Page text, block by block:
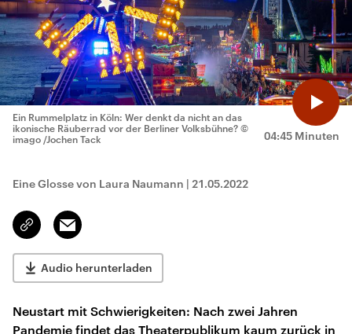
04:45 Minuten
Ein Rummelplatz in Köln: Wer denkt da nicht an das
ikonische Räuberrad vor der Berliner Volksbühne? ©
imago /Jochen Tack
Eine Glosse von Laura Naumann | 21.05.2022
Link
kopieren/teilen
Email
Audio herunterladen
Neustart mit Schwierigkeiten: Nach zwei Jahren
Pandemie findet das Theaterpublikum kaum zurück in